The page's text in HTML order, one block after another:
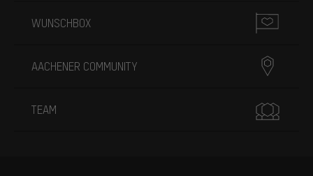
WUNSCHBOX
AACHENER COMMUNITY
TEAM